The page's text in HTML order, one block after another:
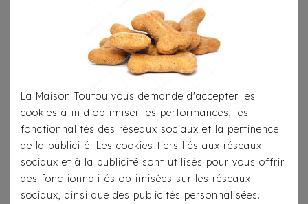
Pour Le Transport
Sac Bandoulière Milk & Pepper Keshia
Léopard
La Maison Toutou vous demande d'accepter les
cookies afin d'optimiser les performances, les
fonctionnalités des réseaux sociaux et la pertinence
de la publicité. Les cookies tiers liés aux réseaux
sociaux et à la publicité sont utilisés pour vous offrir
des fonctionnalités optimisées sur les réseaux
sociaux, ainsi que des publicités personnalisées.